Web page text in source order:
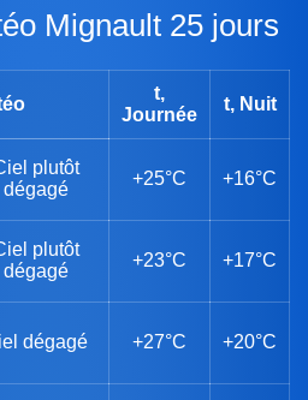
Mignault 25 jours
t,
Journée
t, Nuit
plutôt
dégagé
+25°C +16°C
plutôt
dégagé
+23°C +17°C
dégagé +27°C +20°C